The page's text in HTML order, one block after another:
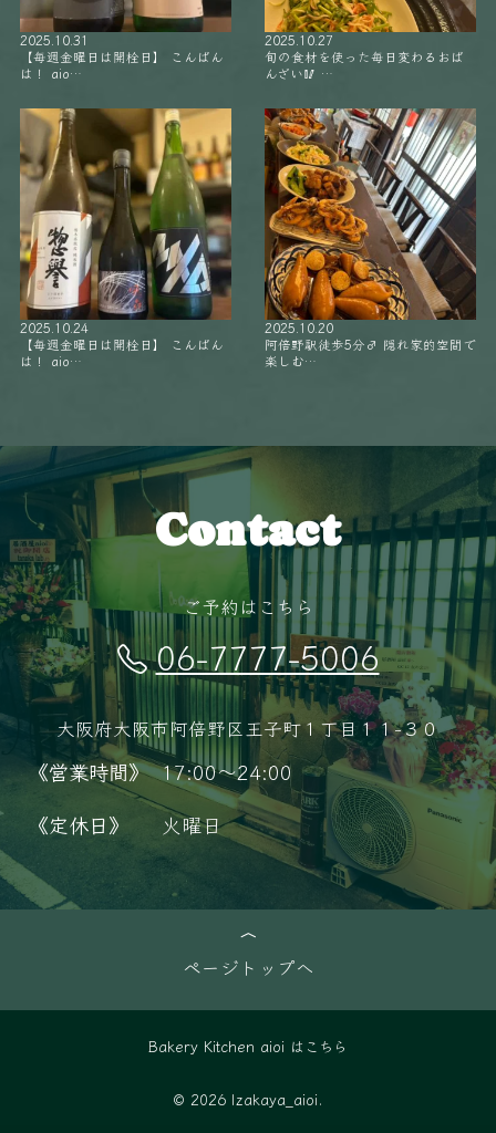
2025.10.31
【毎週金曜日は開栓日】 こんばん
は！ aio…
2025.10.27
旬の食材を使った毎日変わるおば
んざい🥢 …
2025.10.24
【毎週金曜日は開栓日】 こんばん
は！ aio…
2025.10.20
阿倍野駅徒歩5分‍♂️ 隠れ家的空間で
楽しむ…
Contact
ご予約はこちら
06-7777-5006
大阪府大阪市阿倍野区王子町１丁目１１−３０
《営業時間》 17:00～24:00
《定休日》
火曜日
ページトップへ
Bakery Kitchen aioi はこちら
© 2026 Izakaya_aioi.